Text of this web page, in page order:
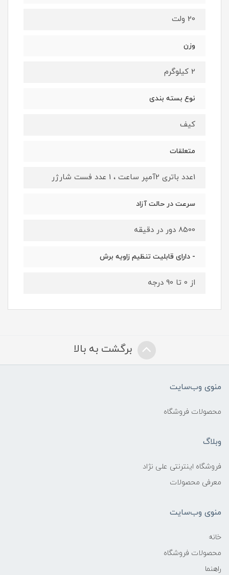
20 ولت
وزن
2 کیلوگرم
نوع بسته ‌بندی
کیف
متعلقات
1عدد باتری 2آمپر ساعت ، 1 عدد فست شارژر
سرعت در حالت آزاد
8500 دور در دقیقه
- دارای قابلیت تنظیم زاویه برش
از 0 تا 90 درجه
برگشت به بالا
منوی وب‌سایت
محصولات فروشگاه
وبلاگ
فروشگاه اینترنتی علی نژاد
معرفی محصولات
منوی وب‌سایت
خانه
محصولات فروشگاه
راهنما